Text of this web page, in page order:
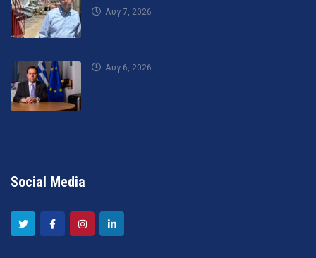
Αυγ 7, 2026
Αυγ 6, 2026
Social Media